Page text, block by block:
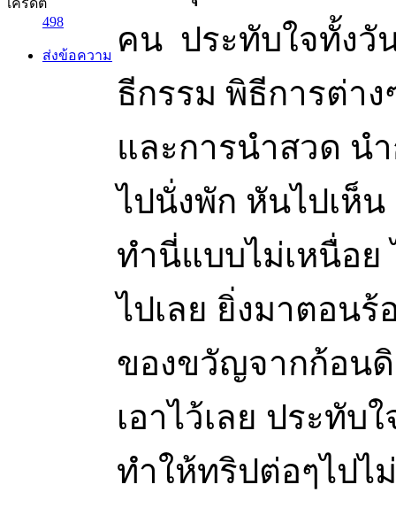
498
ส่งข้อความ คน ประทับใจทั้งวั
ธีกรรม พิธีการต่าง
และการนำสวด น
ไปนั่งพัก หันไปเห็
ทำนี่แบบไม่เหนื่อย
ไปเลย ยิ่งมาตอนร้
ของขวัญจากก้อน
เอาไว้เลย ประทับ
ทำให้ทริปต่อๆไปไ